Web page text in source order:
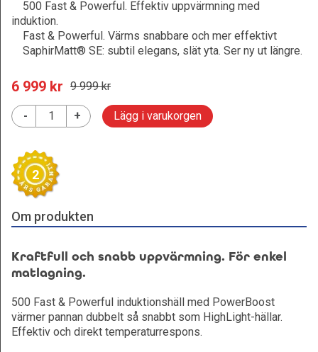
500 Fast & Powerful. Effektiv uppvärmning med
induktion.
Fast & Powerful. Värms snabbare och mer effektivt
SaphirMatt® SE: subtil elegans, slät yta. Ser ny ut längre.
6 999 kr 9 999 kr
- + Lägg i varukorgen
2
Om produkten
Kraftfull och snabb uppvärmning. För enkel
matlagning.
500 Fast & Powerful induktionshäll med PowerBoost
värmer pannan dubbelt så snabbt som HighLight-hällar.
Effektiv och direkt temperaturrespons.